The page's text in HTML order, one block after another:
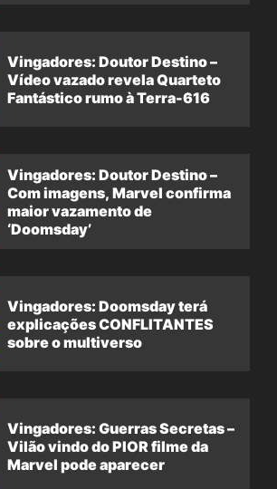
Vingadores: Doutor Destino –
Vídeo vazado revela Quarteto
Fantástico rumo à Terra-616
Vingadores: Doutor Destino –
Com imagens, Marvel confirma
maior vazamento de
‘Doomsday’
Vingadores: Doomsday terá
explicações CONFLITANTES
sobre o multiverso
Vingadores: Guerras Secretas –
Vilão vindo do PIOR filme da
Marvel pode aparecer